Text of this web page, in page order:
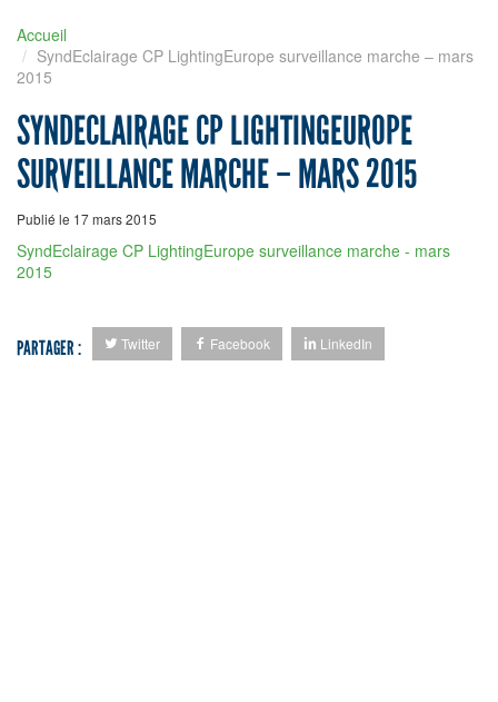
Accueil
SyndEclairage CP LightingEurope surveillance marche – mars
2015
SYNDECLAIRAGE CP LIGHTINGEUROPE
SURVEILLANCE MARCHE – MARS 2015
Publié le 17 mars 2015
SyndEclairage CP LightingEurope surveillance marche - mars
2015
PARTAGER : Twitter Facebook LinkedIn